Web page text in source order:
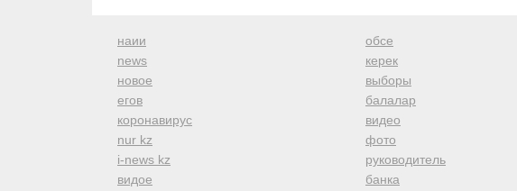
наии
news
новое
егов
коронавирус
nur kz
i-news kz
видое
обсе
керек
выборы
балалар
видео
фото
руководитель
банка